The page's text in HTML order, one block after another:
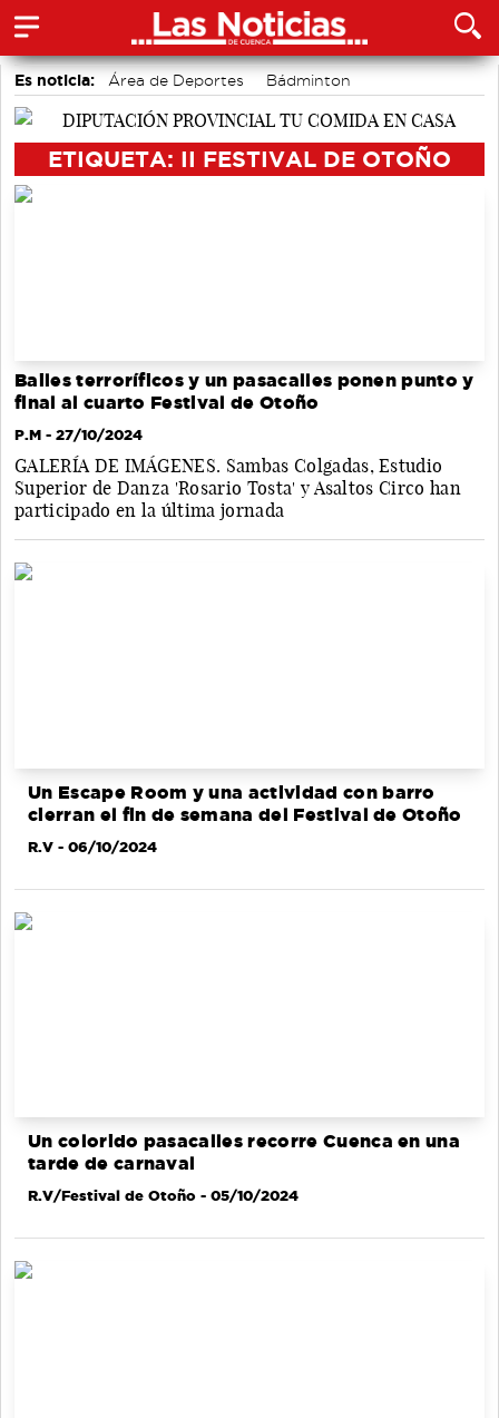
Es noticia: Área de Deportes
Bádminton
Auditorio de Cuenca
ETIQUETA: II FESTIVAL DE OTOÑO
Bailes terroríficos y un pasacalles ponen punto y
final al cuarto Festival de Otoño
P.M - 27/10/2024
GALERÍA DE IMÁGENES. Sambas Colgadas, Estudio
Superior de Danza 'Rosario Tosta' y Asaltos Circo han
participado en la última jornada
Un Escape Room y una actividad con barro
cierran el fin de semana del Festival de Otoño
R.V - 06/10/2024
Un colorido pasacalles recorre Cuenca en una
tarde de carnaval
R.V/Festival de Otoño - 05/10/2024